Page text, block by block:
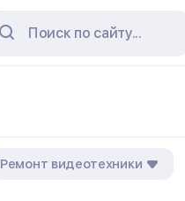
Поиск по сайту...
Ремонт видеотехники